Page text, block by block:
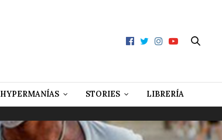
HYPERMANÍAS STORIES LIBRERÍA